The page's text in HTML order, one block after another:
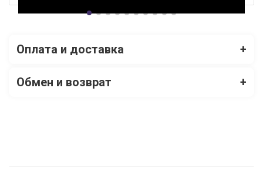
Оплата и доставка +
Обмен и возврат +